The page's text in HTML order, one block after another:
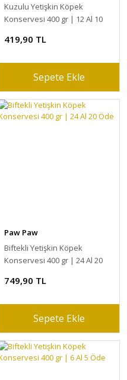
Kuzulu Yetişkin Köpek
Konservesi 400 gr | 12 Al 10
419,90 TL
Sepete Ekle
Paw Paw
Biftekli Yetişkin Köpek
Konservesi 400 gr | 24 Al 20
749,90 TL
Sepete Ekle